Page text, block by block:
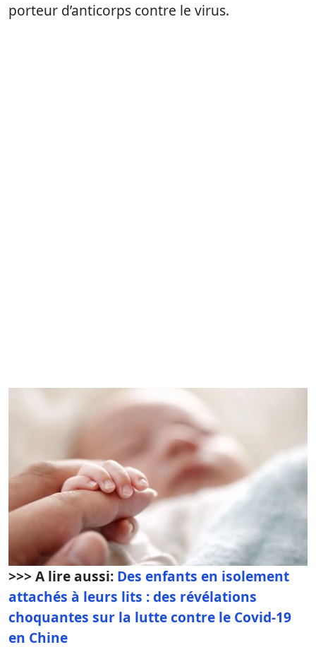
porteur d’anticorps contre le virus.
>>> A lire aussi: Des enfants en isolement
attachés à leurs lits : des révélations
choquantes sur la lutte contre le Covid-19
en Chine